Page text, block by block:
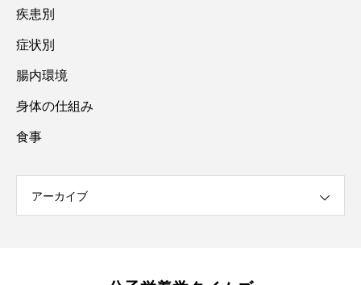
疾患別
症状別
腸内環境
身体の仕組み
食事
アーカイブ